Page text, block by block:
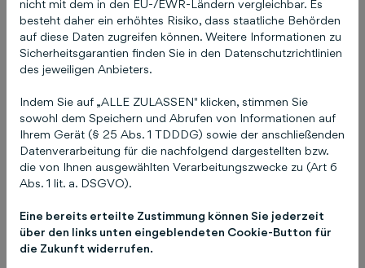
Ich habe meine
Zugangsdaten (E-Mail
und / oder Passwort) zu
COCO vergessen!
17. April 2025
nicht mit dem in den EU-/EWR-Ländern vergleichbar. Es
besteht daher ein erhöhtes Risiko, dass staatliche Behörden
auf diese Daten zugreifen können. Weitere Informationen zu
Sicherheitsgarantien finden Sie in den Datenschutzrichtlinien
des jeweiligen Anbieters.
Indem Sie auf „ALLE ZULASSEN" klicken, stimmen Sie
sowohl dem Speichern und Abrufen von Informationen auf
Ihrem Gerät (§ 25 Abs. 1 TDDDG) sowie der anschließenden
Datenverarbeitung für die nachfolgend dargestellten bzw.
die von Ihnen ausgewählten Verarbeitungszwecke zu (Art 6
Abs. 1 lit. a. DSGVO).
Eine bereits erteilte Zustimmung können Sie jederzeit
über den links unten eingeblendeten Cookie-Button für
die Zukunft widerrufen.